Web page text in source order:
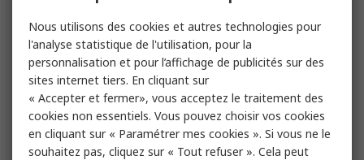
Nous utilisons des cookies et autres technologies pour
l'analyse statistique de l'utilisation, pour la
personnalisation et pour l’affichage de publicités sur des
sites internet tiers. En cliquant sur
« Accepter et fermer», vous acceptez le traitement des
cookies non essentiels. Vous pouvez choisir vos cookies
en cliquant sur « Paramétrer mes cookies ». Si vous ne le
souhaitez pas, cliquez sur « Tout refuser ». Cela peut